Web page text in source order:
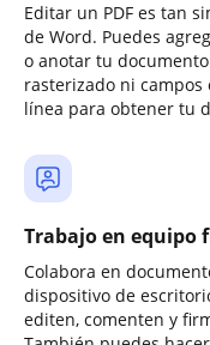
Editar un PDF es tan
de Word. Puedes
o anotar tu
rasterizado ni campos
línea para obtener tu
Trabajo en equipo
Colabora en
dispositivo de
editen, comenten y